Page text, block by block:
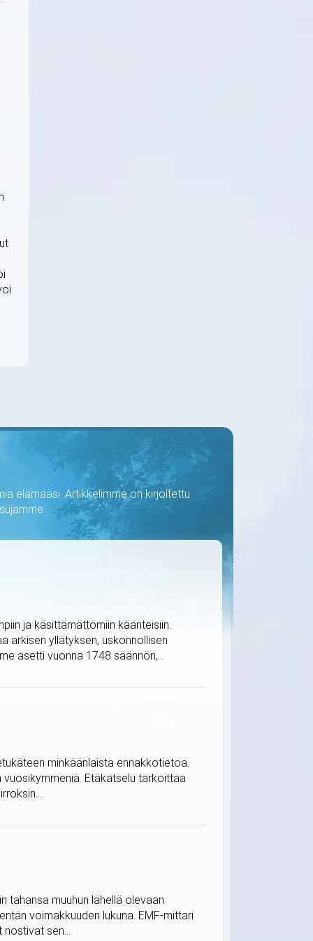
elämääsi. Artikkelimme on kirjoitettu
ja käsittämättömiin käänteisiin.
arkisen yllätyksen, uskonnollisen
asetti vuonna 1748 säännön,...
minkäänlaista ennakkotietoa.
Etäkatselu tarkoittaa
tahansa muuhun lähellä olevaan
voimakkuuden lukuna. EMF-mittari
sen...